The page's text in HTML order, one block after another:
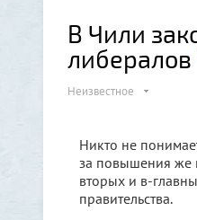
В Чили
либералов
Неизвестное
Никто не
за повышения же
вторых и в-
правительства.